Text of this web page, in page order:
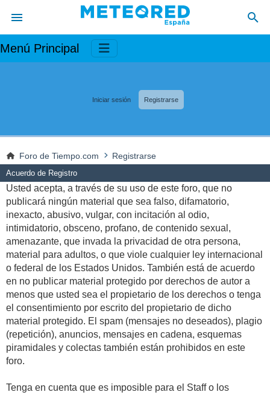
Menú Principal
Iniciar sesión Registrarse
Foro de Tiempo.com Registrarse
Acuerdo de Registro
Usted acepta, a través de su uso de este foro, que no
publicará ningún material que sea falso, difamatorio,
inexacto, abusivo, vulgar, con incitación al odio,
intimidatorio, obsceno, profano, de contenido sexual,
amenazante, que invada la privacidad de otra persona,
material para adultos, o que viole cualquier ley internacional
o federal de los Estados Unidos. También está de acuerdo
en no publicar material protegido por derechos de autor a
menos que usted sea el propietario de los derechos o tenga
el consentimiento por escrito del propietario de dicho
material protegido. El spam (mensajes no deseados), plagio
(repetición), anuncios, mensajes en cadena, esquemas
piramidales y colectas también están prohibidos en este
foro.
Tenga en cuenta que es imposible para el Staff o los